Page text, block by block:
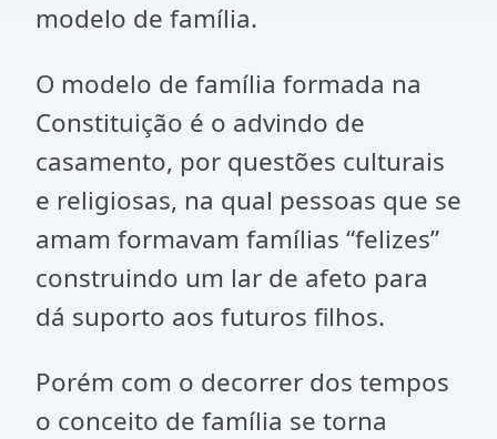
modelo de família.
O modelo de família formada na
Constituição é o advindo de
casamento, por questões culturais
e religiosas, na qual pessoas que se
amam formavam famílias “felizes”
construindo um lar de afeto para
dá suporto aos futuros filhos.
Porém com o decorrer dos tempos
o conceito de família se torna